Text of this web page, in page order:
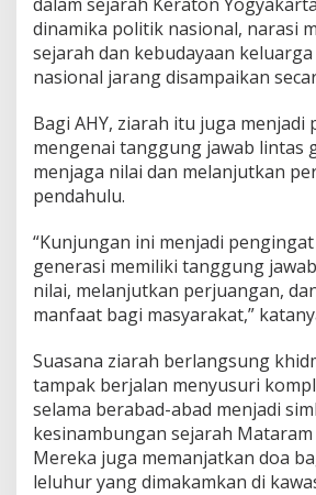
I
dinamika politik nasional, narasi
sejarah dan kebudayaan
nasional jarang disampaikan
Bagi AHY, ziarah itu juga menjadi
mengenai tanggung jawab lintas
menjaga nilai dan melanjutkan
pendahulu.
“Kunjungan ini menjadi
generasi memiliki tanggung
nilai, melanjutkan perjuangan,
manfaat bagi masyarakat,”
Suasana ziarah berlangsung
tampak berjalan menyusuri
selama berabad-abad menjadi
kesinambungan sejarah Mataram
Mereka juga memanjatkan doa
leluhur yang dimakamkan di